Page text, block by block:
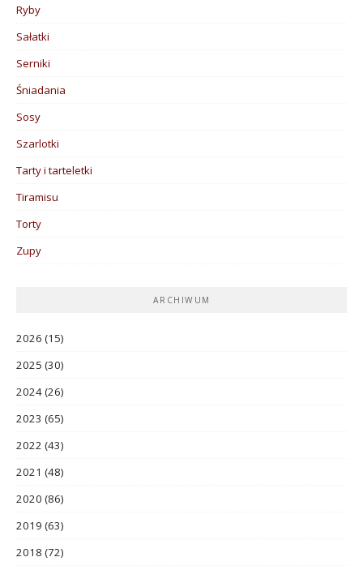
Ryby
Sałatki
Serniki
Śniadania
Sosy
Szarlotki
Tarty i tarteletki
Tiramisu
Torty
Zupy
ARCHIWUM
2026 (15)
2025 (30)
2024(26)
2023 (65)
2022 (43)
2021 (48)
2020 (86)
2019 (63)
2018 (72)